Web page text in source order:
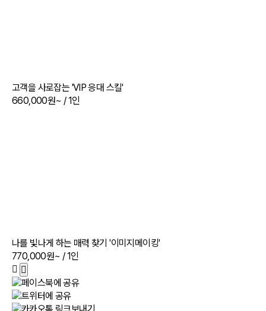
고객을 사로잡는 'VIP 응대 스킬'
660,000원~ / 1인
나를 빛나게 하는 매력 찾기 '이미지메이킹'
770,000원~ / 1인